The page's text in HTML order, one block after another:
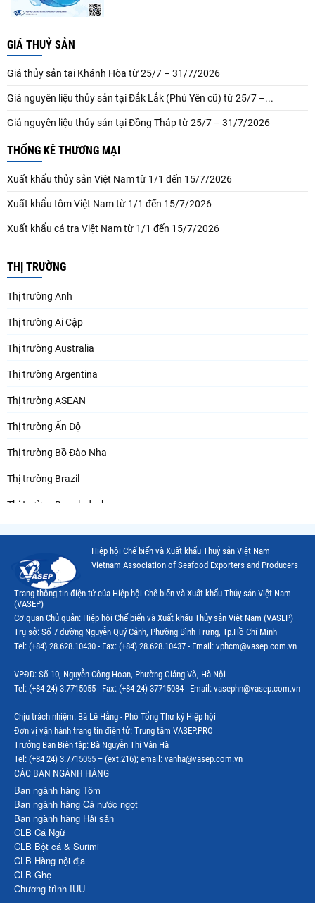
GIÁ THUỶ SẢN
Giá thủy sản tại Khánh Hòa từ 25/7 – 31/7/2026
Giá nguyên liệu thủy sản tại Đắk Lắk (Phú Yên cũ) từ 25/7 –...
Giá nguyên liệu thủy sản tại Đồng Tháp từ 25/7 – 31/7/2026
THỐNG KÊ THƯƠNG MẠI
Xuất khẩu thủy sản Việt Nam từ 1/1 đến 15/7/2026
Xuất khẩu tôm Việt Nam từ 1/1 đến 15/7/2026
Xuất khẩu cá tra Việt Nam từ 1/1 đến 15/7/2026
THỊ TRƯỜNG
Thị trường Anh
Thị trường Ai Cập
Thị trường Australia
Thị trường Argentina
Thị trường ASEAN
Thị trường Ấn Độ
Thị trường Bồ Đào Nha
Thị trường Brazil
Thị trường Bangladesh
Thị trường Canada
Thị trường Ecuador
Thị trường EU
Thị trường Indonesia
Thị trường Mỹ
Thị trường Nga
Thị trường Hàn Quốc
Thị trường Nhật Bản
Thị trường Thái Lan
Thị trường Trung Quốc
Thị trường Philippines
Thị trường Tây Ban Nha
Thị trường thủy sản khác
Hiệp hội Chế biến và Xuất khẩu Thuỷ sản Việt Nam
Vietnam Association of Seafood Exporters and Producers
Trang thông tin điện tử của Hiệp hội Chế biến và Xuất khẩu Thủy sản Việt Nam
(VASEP)
Cơ quan Chủ quản: Hiệp hội Chế biến và Xuất khẩu Thủy sản Việt Nam (VASEP)
Trụ sở: Số 7 đường Nguyễn Quý Cảnh, Phường Bình Trưng, Tp.Hồ Chí Minh
Tel: (+84) 28.628.10430 - Fax: (+84) 28.628.10437 - Email: vphcm@vasep.com.vn
VPĐD: Số 10, Nguyễn Công Hoan, Phường Giảng Võ, Hà Nội
Tel: (+84 24) 3.7715055 - Fax: (+84 24) 37715084 - Email: vasephn@vasep.com.vn
Chịu trách nhiệm: Bà Lê Hằng - Phó Tổng Thư ký Hiệp hội
Đơn vị vận hành trang tin điện tử: Trung tâm VASEP.PRO
Trưởng Ban Biên tập: Bà Nguyễn Thị Vân Hà
Tel: (+84 24) 3.7715055 – (ext.216); email: vanha@vasep.com.vn
CÁC BAN NGÀNH HÀNG
Ban ngành hàng Tôm
Ban ngành hàng Cá nước ngọt
Ban ngành hàng Hải sản
CLB Cá Ngừ
CLB Bột cá & Surimi
CLB Hàng nội địa
CLB Ghẹ
Chương trình IUU